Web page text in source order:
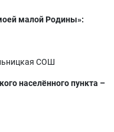
малой Родины»:
СОШ
населённого пункта –